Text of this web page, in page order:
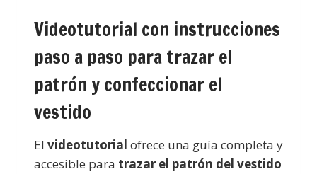
Videotutorial con instrucciones
paso a paso para trazar el
patrón y confeccionar el
vestido
El videotutorial ofrece una guía completa y
accesible para trazar el patrón del vestido